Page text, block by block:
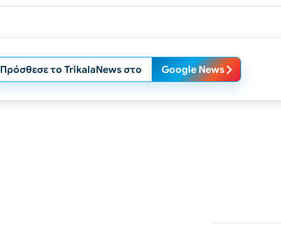
Πρόσθεσε το TrikalaNews στο Google News